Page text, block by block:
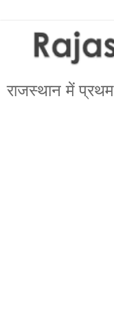
राजस्थान में प्रथम